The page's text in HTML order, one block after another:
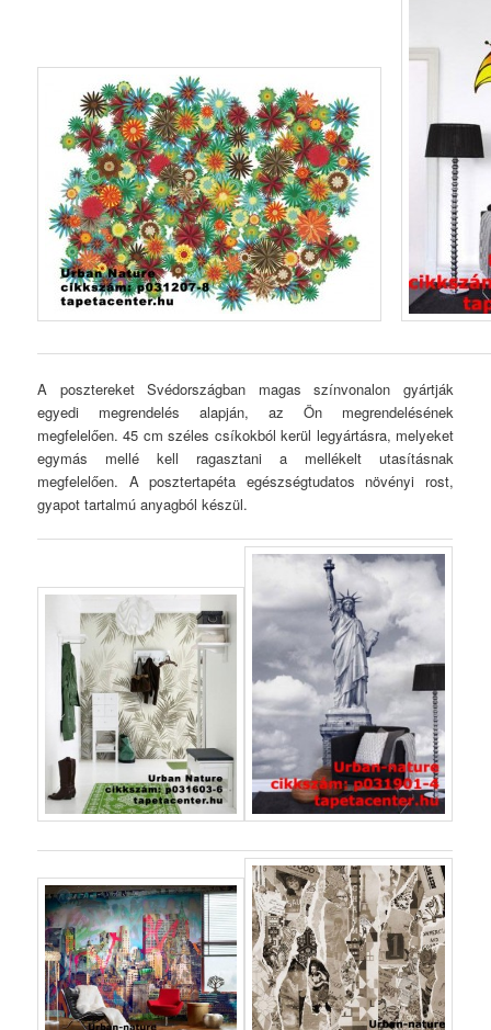
A posztereket Svédországban magas színvonalon gyártják
egyedi megrendelés alapján, az Ön megrendelésének
megfelelően. 45 cm széles csíkokból kerül legyártásra, melyeket
egymás mellé kell ragasztani a mellékelt utasításnak
megfelelően. A posztertapéta egészségtudatos növényi rost,
gyapot tartalmú anyagból készül.